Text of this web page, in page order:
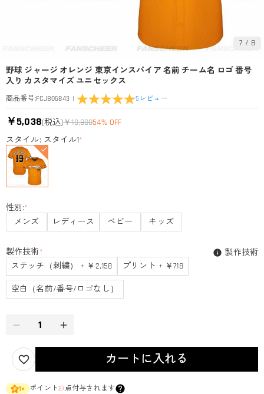
7 / 8
野球 ジャージ オレンジ 東京インスパイア 名前 チーム名 ロゴ 番号
入り カスタマイズ ユニセックス
商品番号:FCJB06843 | 5 レビュー
￥5,038(税込)￥10,80054% OFF
スタイル: スタイル1*
性別:*
メンズ
レディース ベビー キッズ
製作技術*
ステッチ（刺繍） + ￥2,158
プリント + ￥718
空白（名前/番号/ロゴなし）
製作技術
カートに入れる
1× ポイント27点付与されます